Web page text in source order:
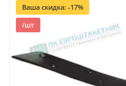
Ваша скидка: -17%
/шт